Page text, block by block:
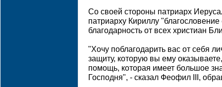
Со своей стороны патриарх
патриарху Кириллу
благодарность от всех христиан
"Хочу поблагодарить вас от себя
защиту, которую вы ему
помощь, которая имеет большое
Господня", - сказал Феофил III,